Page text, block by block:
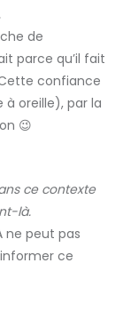
de
parce qu’il fait
confiance
oreille), par la
😉
ce contexte
là.
ne peut pas
ce